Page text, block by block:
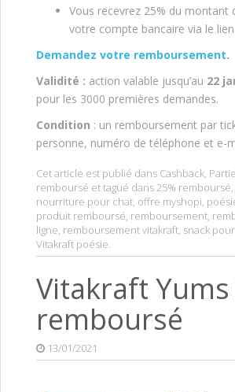
Vous recevrez 25% du montant
votre compte bancaire via le
Demandez votre remboursement.
Validité : action valable jusqu’au 22
pour les 3000 premières demandes.
Condition : un remboursement par
personne, numéro de téléphone et e-
Cet article est publié dans Cashback,
remboursé et tagué dans25% remboursé,
nourriture pour chat, offre myshopi,
produit remboursé, remboursement,
ligne, remboursement vitakraft, snack
Vitakraft poésie.
Vitakraft Yums
remboursé
13/01/2021